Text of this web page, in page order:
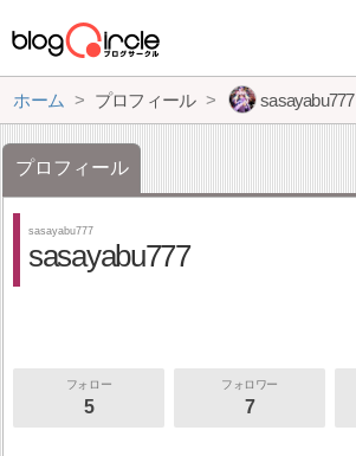
ホーム プロフィール sasayabu777
プロフィール
sasayabu777
sasayabu777
フォロー
5
フォロワー
7